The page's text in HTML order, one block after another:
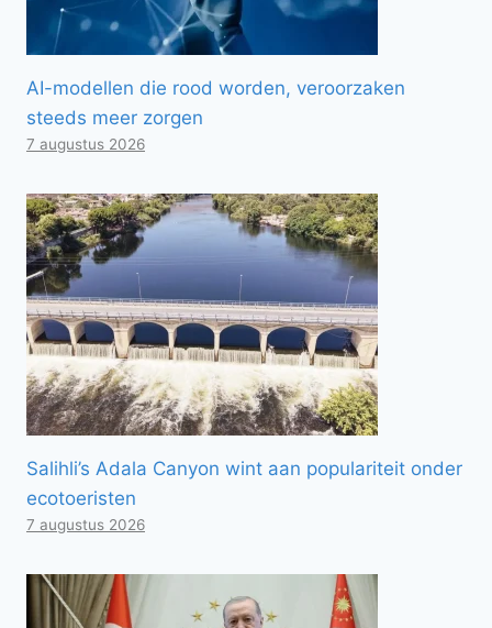
AI-modellen die rood worden, veroorzaken
steeds meer zorgen
7 augustus 2026
Salihli’s Adala Canyon wint aan populariteit onder
ecotoeristen
7 augustus 2026